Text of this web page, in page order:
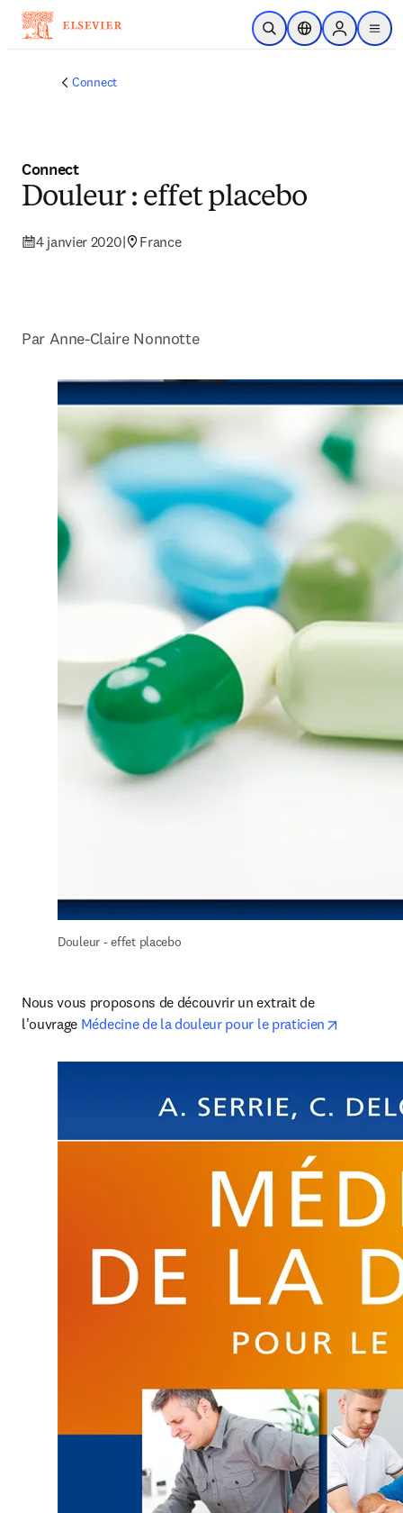
Passer au contenu principal
Ouvrir la recherche
Sélecteur de
Sign in to
menu
Connect
Connect
Douleur : effet placebo
4 janvier 2020| France
Par Anne-Claire Nonnotte
Douleur - effet placebo
Nous vous proposons de découvrir un extrait de
l'ouvrage Médecine de la douleur pour le praticien